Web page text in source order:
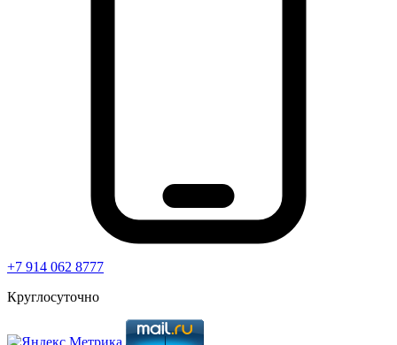
+7 914 062 8777
Круглосуточно